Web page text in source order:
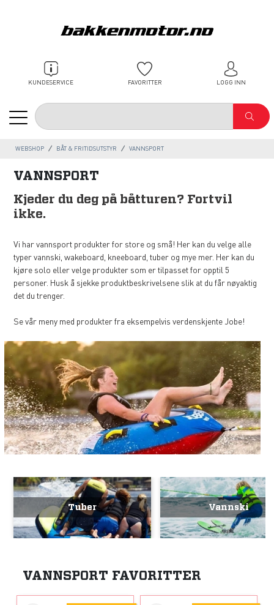
KUNDESERVICE FAVORITTER LOGG INN
WEBSHOP BÅT & FRITIDSUTSTYR VANNSPORT
VANNSPORT
Kjeder du deg på båtturen? Fortvil
ikke.
Vi har vannsport produkter for store og små! Her kan du velge alle
typer vannski, wakeboard, kneeboard, tuber og mye mer. Her kan du
kjøre solo eller velge produkter som er tilpasset for opptil 5
personer. Husk å sjekke produktbeskrivelsene slik at du får nøyaktig
det du trenger.
Se vår meny med produkter fra eksempelvis verdenskjente Jobe!
Tuber Vannski
VANNSPORT FAVORITTER